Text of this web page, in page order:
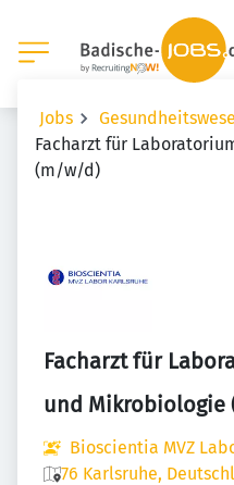
Jobs
Facharzt für
(m/w/d)
Facharzt für
und Mikrobiologie
Bioscientia MVZ
76 Karlsruhe,